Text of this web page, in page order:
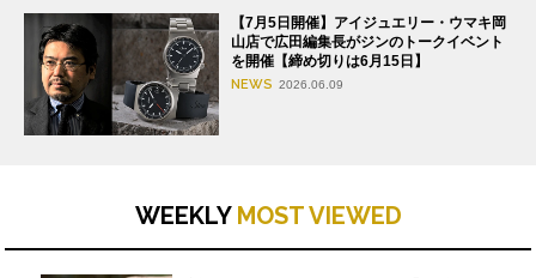
【7月5日開催】アイジュエリー・ウマキ岡
山店で広田編集長がジンのトークイベント
を開催【締め切りは6月15日】
NEWS 2026.06.09
WEEKLY MOST VIEWED